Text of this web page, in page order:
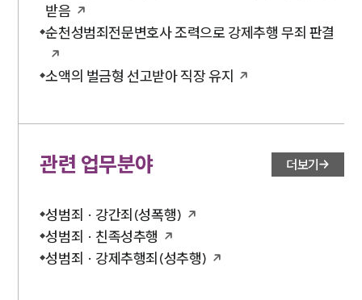
받음
순천성범죄전문변호사 조력으로 강제추행 무죄 판결
소액의 벌금형 선고받아 직장 유지
관련 업무분야 더보기
성범죄 · 강간죄(성폭행)
성범죄 · 친족성추행
성범죄 · 강제추행죄(성추행)